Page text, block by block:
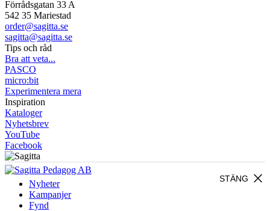
Förrådsgatan 33 A
542 35 Mariestad
order@sagitta.se
sagitta@sagitta.se
Tips och råd
Bra att veta...
PASCO
micro:bit
Experimentera mera
Inspiration
Kataloger
Nyhetsbrev
YouTube
Facebook
close
STÄNG
Nyheter
Kampanjer
Fynd